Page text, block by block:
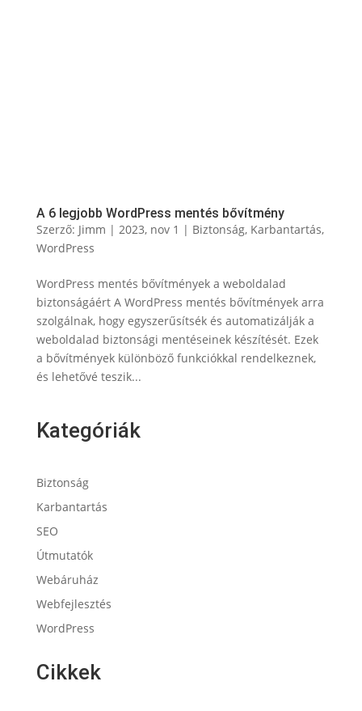
A 6 legjobb WordPress mentés bővítmény
Szerző: Jimm | 2023, nov 1 | Biztonság, Karbantartás,
WordPress
WordPress mentés bővítmények a weboldalad
biztonságáért A WordPress mentés bővítmények arra
szolgálnak, hogy egyszerűsítsék és automatizálják a
weboldalad biztonsági mentéseinek készítését. Ezek
a bővítmények különböző funkciókkal rendelkeznek,
és lehetővé teszik...
Kategóriák
Biztonság
Karbantartás
SEO
Útmutatók
Webáruház
Webfejlesztés
WordPress
Cikkek